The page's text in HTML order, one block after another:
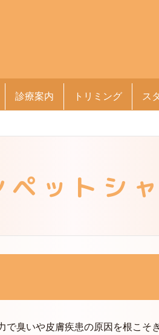
診療案内 トリミング ス
ペットシ
臭いや皮膚疾患の原因を根こそ